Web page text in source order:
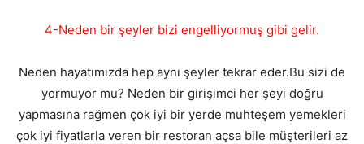
4-Neden bir şeyler bizi engelliyormuş gibi gelir.
Neden hayatımızda hep aynı şeyler tekrar eder.Bu sizi de
yormuyor mu? Neden bir girişimci her şeyi doğru
yapmasına rağmen çok iyi bir yerde muhteşem yemekleri
çok iyi fiyatlarla veren bir restoran açsa bile müşterileri az